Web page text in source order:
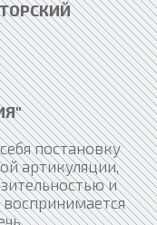
постановку
артикуляции,
и